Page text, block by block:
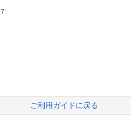
ご利用ガイドに戻る